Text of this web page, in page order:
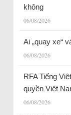
không
06/08/2026
Ai „quay xe“
06/08/2026
RFA Tiếng
quyền Việt
06/08/2026